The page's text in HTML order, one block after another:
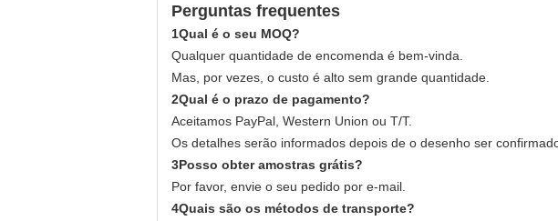
Perguntas frequentes
1Qual é o seu MOQ?
Qualquer quantidade de encomenda é bem-vinda.
Mas, por vezes, o custo é alto sem grande quantidade.
2Qual é o prazo de pagamento?
Aceitamos PayPal, Western Union ou T/T.
Os detalhes serão informados depois de o desenho ser
3Posso obter amostras grátis?
Por favor, envie o seu pedido por e-mail.
4Quais são os métodos de transporte?